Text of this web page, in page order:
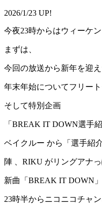
2026/1/23 UP!
今夜23時からはウィーケン
まずは、
今回の放送から新年を迎
年末年始についてフリート
そして特別企画
「BREAK IT DOWN選手紹
ベイクルー から「選手紹
陣 、RIKU がリングアナっ
新曲「BREAK IT DOWN
23時半からニコニコチャン